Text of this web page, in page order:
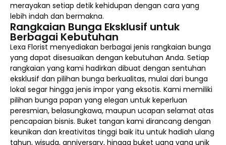
merayakan setiap detik kehidupan dengan cara yang
lebih indah dan bermakna.
Rangkaian Bunga Eksklusif untuk
Berbagai Kebutuhan
Lexa Florist menyediakan berbagai jenis rangkaian bunga
yang dapat disesuaikan dengan kebutuhan Anda. Setiap
rangkaian yang kami hadirkan dibuat dengan sentuhan
eksklusif dan pilihan bunga berkualitas, mulai dari bunga
lokal segar hingga jenis impor yang eksotis. Kami memiliki
pilihan bunga papan yang elegan untuk keperluan
peresmian, belasungkawa, maupun ucapan selamat atas
pencapaian bisnis. Buket tangan kami dirancang dengan
keunikan dan kreativitas tinggi baik itu untuk hadiah ulang
tahun, wisuda, anniversary, hingga buket uang yang unik